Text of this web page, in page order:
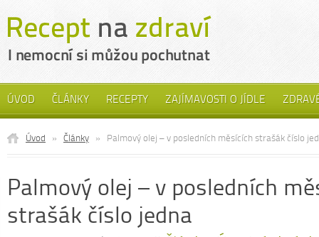
ÚVOD ČLÁNKY RECEPTY ZAJÍMAVOSTI O JÍDLE
Úvod » Články » Palmový olej – v posledních měsících strašák číslo
Palmový olej – v posledních
strašák číslo jedna